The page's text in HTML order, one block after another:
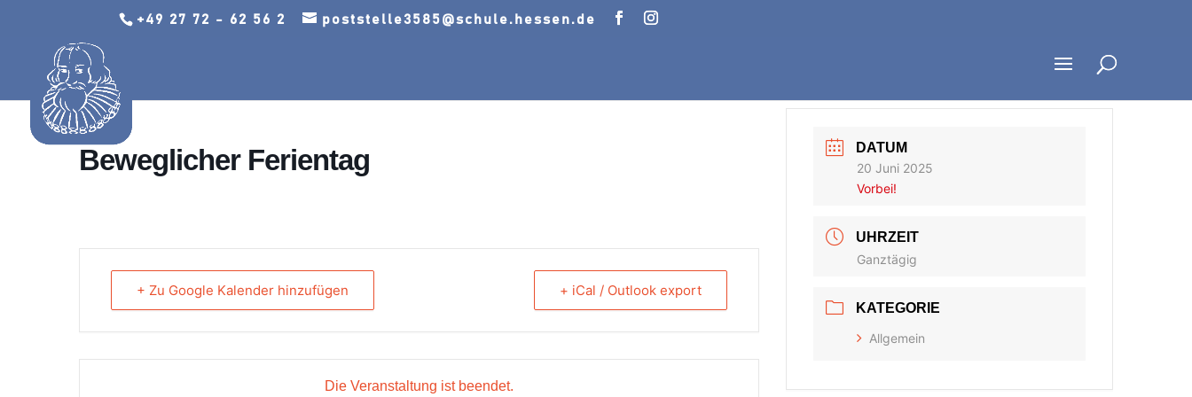
+49 27 72 - 62 56 2 poststelle3585@schule.hessen.de
Beweglicher Ferientag
+ Zu Google Kalender hinzufügen + iCal / Outlook export
Die Veranstaltung ist beendet.
DATUM
20 Juni 2025
Vorbei!
UHRZEIT
Ganztägig
KATEGORIE
Allgemein